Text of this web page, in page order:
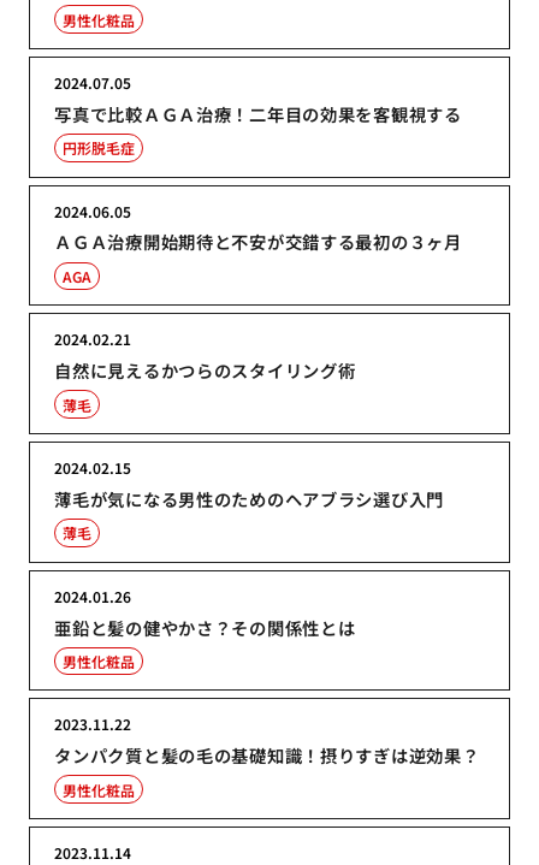
男性化粧品
写真で比較ＡＧＡ治療！二年目の効果を客観視する
2024.07.05
円形脱毛症
ＡＧＡ治療開始期待と不安が交錯する最初の３ヶ月
2024.06.05
AGA
自然に見えるかつらのスタイリング術
2024.02.21
薄毛
薄毛が気になる男性のためのヘアブラシ選び入門
2024.02.15
薄毛
亜鉛と髪の健やかさ？その関係性とは
2024.01.26
男性化粧品
タンパク質と髪の毛の基礎知識！摂りすぎは逆効果？
2023.11.22
男性化粧品
2023.11.14